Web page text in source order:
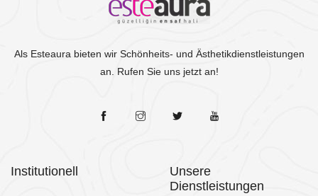
Als Esteaura bieten wir Schönheits- und Ästhetikdienstleistungen
an. Rufen Sie uns jetzt an!
Institutionell
Unsere
Dienstleistungen